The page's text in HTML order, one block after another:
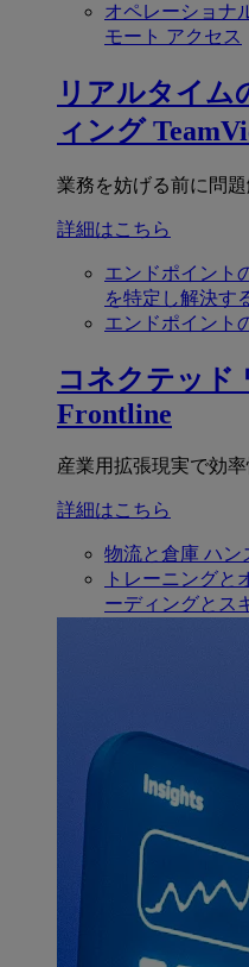
オペレーショナ
モート アクセス
リアルタイム
ィング
業務を妨げる前に問題
詳細はこちら
エンドポイント
を特定し解決す
エンドポイント
コネクテッド
Frontline
産業用拡張現実で効率
詳細はこちら
物流と倉庫 ハン
トレーニングと
ーディングとス